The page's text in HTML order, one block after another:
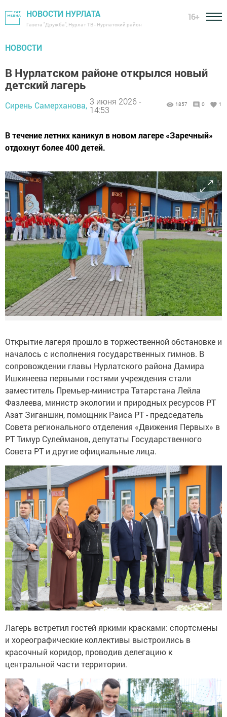
НОВОСТИ НУРЛАТА
Газета "Дружба", Нурлат ТВ - Нурлатский район
16+
НОВОСТИ
В Нурлатском районе открылся новый
детский лагерь
Сирень Самерханова, 3 июня 2026 -
14:53
1857 0 1
В течение летних каникул в новом лагере «Заречный»
отдохнут более 400 детей.
Открытие лагеря прошло в торжественной обстановке и
началось с исполнения государственных гимнов. В
сопровождении главы Нурлатского района Дамира
Ишкинеева первыми гостями учреждения стали
заместитель Премьер-министра Татарстана Лейла
Фазлеева, министр экологии и природных ресурсов РТ
Азат Зиганшин, помощник Раиса РТ - председатель
Совета регионального отделения «Движения Первых» в
РТ Тимур Сулейманов, депутаты Государственного
Совета РТ и другие официальные лица.
Лагерь встретил гостей яркими красками: спортсмены
и хореографические коллективы выстроились в
красочный коридор, проводив делегацию к
центральной части территории.